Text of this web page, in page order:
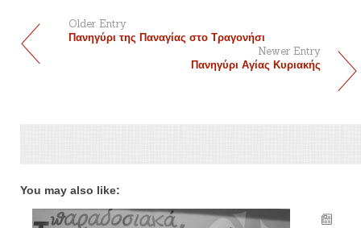
Older Entry
Πανηγύρι της Παναγίας στο Τραγονήσι
Newer Entry
Πανηγύρι Αγίας Κυριακής
You may also like: